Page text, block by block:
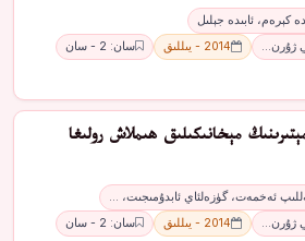
كېرەم، ئابىدە جېلىل
ژۇرن…
2014 - يىللىق
سان: 2 - سان
مېخانىكىلىق ھىملاش رولىغا
ئەخمەت، گۈزەلئاي ئابدۇمىجىت، …
ژۇرن…
2014 - يىللىق
سان: 2 - سان